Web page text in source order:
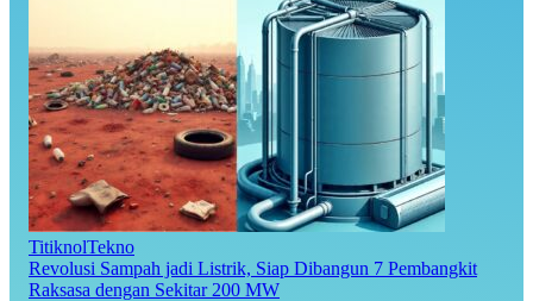
TitiknolTekno
Revolusi Sampah jadi Listrik, Siap Dibangun 7 Pembangkit
Raksasa dengan Sekitar 200 MW